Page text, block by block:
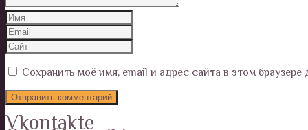
Сохранить моё имя, email и адрес сайта в этом
Vkontakte